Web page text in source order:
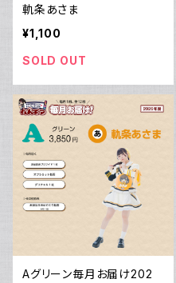
軌条あさま
¥1,100
SOLD OUT
Aグリーン毎月お届け202